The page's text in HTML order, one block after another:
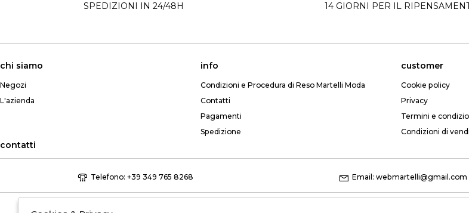
SPEDIZIONI IN 24/48H 14 GIORNI PER IL
chi siamo
Negozi
L'azienda
info
Condizioni e Procedura di Reso Martelli Moda
Contatti
Pagamenti
Spedizione
customer
Cookie policy
Privacy
Termini e
Condizioni di
contatti
Telefono: +39 349 765 8268 Email: webmartelli@gmail.com